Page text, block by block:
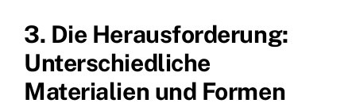
3. Die Herausforderung:
Unterschiedliche
Materialien und Formen